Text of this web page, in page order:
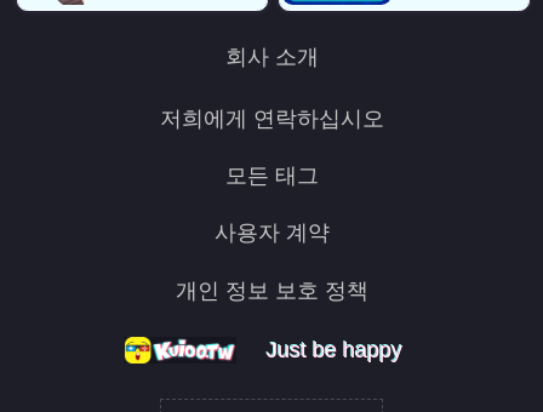
회사 소개
저희에게 연락하십시오
모든 태그
사용자 계약
개인 정보 보호 정책
Just be happy
Just be happy
Just be happy